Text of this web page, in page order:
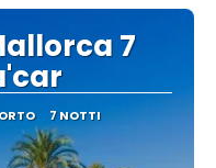
7
7 NOTTI